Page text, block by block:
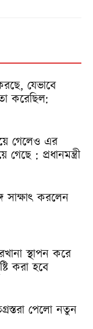
যেভাবে
করেছিল:
গেলেও এর
: প্রধানমন্ত্রী
সাক্ষাৎ করলেন
স্থাপন করে
করা হবে
পেলো নতুন